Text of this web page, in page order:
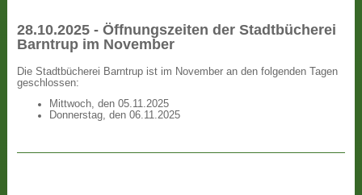
28.10.2025 - Öffnungszeiten der Stadtbücherei
Barntrup im November
Die Stadtbücherei Barntrup ist im November an den folgenden Tagen
geschlossen:
Mittwoch, den 05.11.2025
Donnerstag, den 06.11.2025